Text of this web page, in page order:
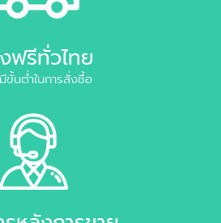
ฟรีทั่วไทย
ขั้นต่ำในการสั่งซื้อ